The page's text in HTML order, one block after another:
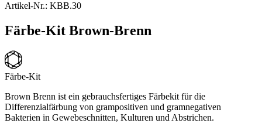
Artikel-Nr.: KBB.30
Färbe-Kit Brown-Brenn
Färbe-Kit
Brown Brenn ist ein gebrauchsfertiges Färbekit für die
Differenzialfärbung von grampositiven und gramnegativen
Bakterien in Gewebeschnitten, Kulturen und Abstrichen.